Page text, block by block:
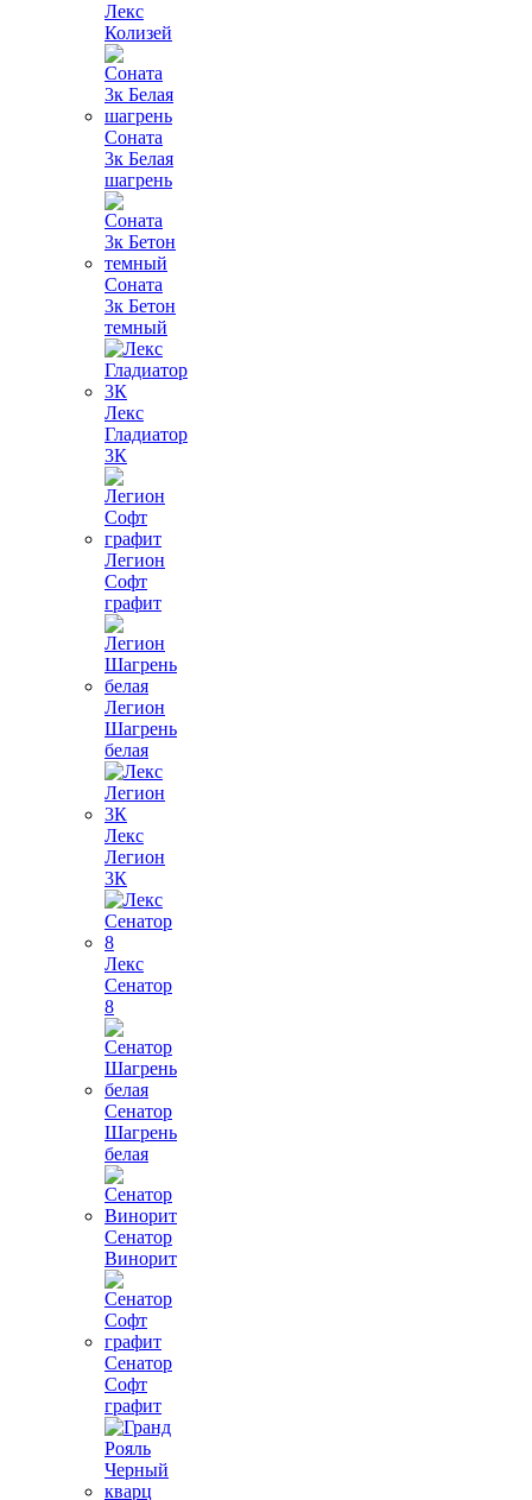
Лекс
Колизей
Соната
3к Белая
шагрень
Соната
3к Бетон
темный
Лекс
Гладиатор
3К
Легион
Софт
графит
Легион
Шагрень
белая
Лекс
Легион
3К
Лекс
Сенатор
8
Сенатор
Шагрень
белая
Сенатор
Винорит
Сенатор
Софт
графит